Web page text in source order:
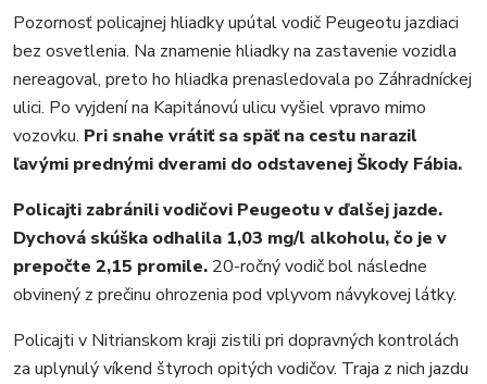
ŠPORT
FOTKY
VIDEO
MIX
Pozornosť policajnej hliadky upútal vodič Peugeotu jazdiaci
bez osvetlenia. Na znamenie hliadky na zastavenie vozidla
nereagoval, preto ho hliadka prenasledovala po Záhradníckej
ulici. Po vyjdení na Kapitánovú ulicu vyšiel vpravo mimo
vozovku. Pri snahe vrátiť sa späť na cestu narazil
ľavými prednými dverami do odstavenej Škody Fábia.
Policajti zabránili vodičovi Peugeotu v ďalšej jazde.
Dychová skúška odhalila 1,03 mg/l alkoholu, čo je v
prepočte 2,15 promile. 20-ročný vodič bol následne
obvinený z prečinu ohrozenia pod vplyvom návykovej látky.
Policajti v Nitrianskom kraji zistili pri dopravných kontrolách
za uplynulý víkend štyroch opitých vodičov. Traja z nich jazdu